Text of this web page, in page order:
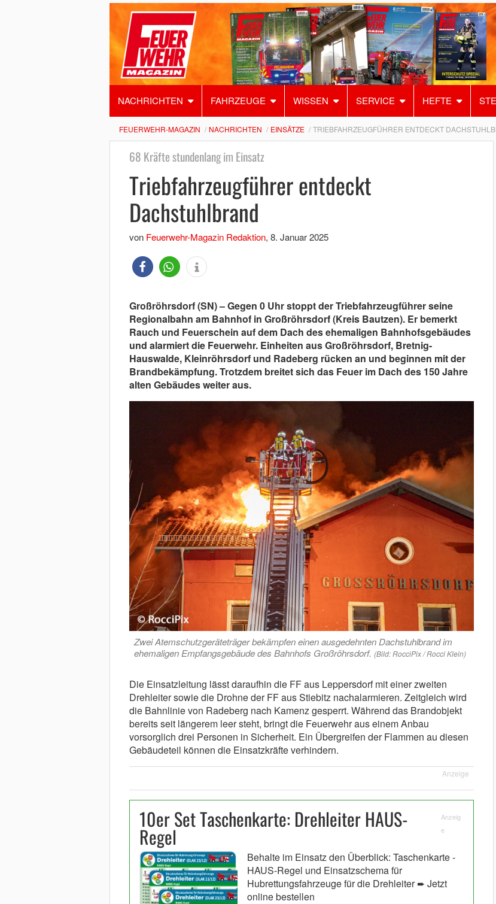
NACHRICHTEN FAHRZEUGE WISSEN SERVICE HEFTE
FEUERWEHR-MAGAZIN NACHRICHTEN EINSÄTZE TRIEBFAHRZEUGFÜHRER ENTDECKT
68 Kräfte stundenlang im Einsatz
Triebfahrzeugführer entdeckt
Dachstuhlbrand
von Feuerwehr-Magazin Redaktion, 8. Januar 2025
Großröhrsdorf (SN) – Gegen 0 Uhr stoppt der Triebfahrzeugführer seine
Regionalbahn am Bahnhof in Großröhrsdorf (Kreis Bautzen). Er bemerkt
Rauch und Feuerschein auf dem Dach des ehemaligen Bahnhofsgebäudes
und alarmiert die Feuerwehr. Einheiten aus Großröhrsdorf, Bretnig-
Hauswalde, Kleinröhrsdorf und Radeberg rücken an und beginnen mit der
Brandbekämpfung. Trotzdem breitet sich das Feuer im Dach des 150 Jahre
alten Gebäudes weiter aus.
Zwei Atemschutzgeräteträger bekämpfen einen ausgedehnten Dachstuhlbrand im
ehemaligen Empfangsgebäude des Bahnhofs Großröhrsdorf. (Bild: RocciPix / Rocci Klein)
Die Einsatzleitung lässt daraufhin die FF aus Leppersdorf mit einer zweiten
Drehleiter sowie die Drohne der FF aus Stiebitz nachalarmieren. Zeitgleich wird
die Bahnlinie von Radeberg nach Kamenz gesperrt. Während das Brandobjekt
bereits seit längerem leer steht, bringt die Feuerwehr aus einem Anbau
vorsorglich drei Personen in Sicherheit. Ein Übergreifen der Flammen au diesen
Gebäudeteil können die Einsatzkräfte verhindern.
Anzeige
10er Set Taschenkarte: Drehleiter HAUS-
Regel
Anzeig
e
Behalte im Einsatz den Überblick: Taschenkarte -
HAUS-Regel und Einsatzschema für
Hubrettungsfahrzeuge für die Drehleiter ➨ Jetzt
online bestellen